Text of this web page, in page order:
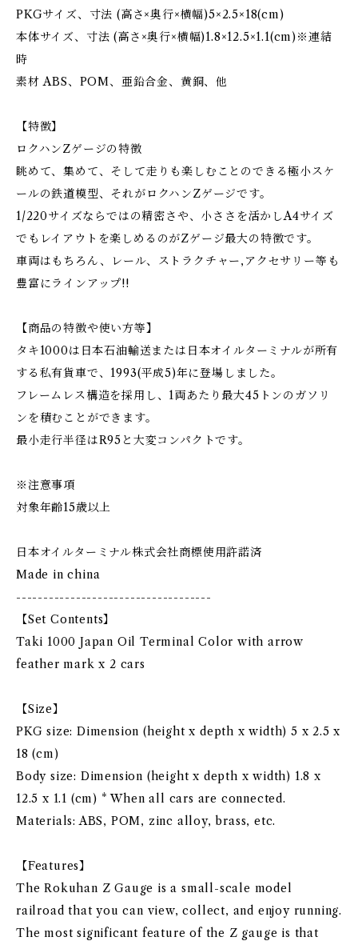
PKGサイズ、寸法 (高さ×奥行×横幅)5×2.5×18(cm)
本体サイズ、寸法 (高さ×奥行×横幅)1.8×12.5×1.1(cm)※連結
時
素材 ABS、POM、亜鉛合金、黄銅、他
【特徴】
ロクハンZゲージの特徴
眺めて、集めて、そして走りも楽しむことのできる極小スケ
ールの鉄道模型、それがロクハンZゲージです。
1/220サイズならではの精密さや、小ささを活かしA4サイズ
でもレイアウトを楽しめるのがZゲージ最大の特徴です。
車両はもちろん、レール、ストラクチャー,アクセサリー等も
豊富にラインアップ!!
【商品の特徴や使い方等】
タキ1000は日本石油輸送または日本オイルターミナルが所有
する私有貨車で、1993(平成5)年に登場しました。
フレームレス構造を採用し、1両あたり最大45トンのガソリ
ンを積むことができます。
最小走行半径はR95と大変コンパクトです。
※注意事項
対象年齢15歳以上
日本オイルターミナル株式会社商標使用許諾済
Made in china
------------------------------------
【Set Contents】
Taki 1000 Japan Oil Terminal Color with arrow
feather mark x 2 cars
【Size】
PKG size: Dimension (height x depth x width) 5 x 2.5 x
18 (cm)
Body size: Dimension (height x depth x width) 1.8 x
12.5 x 1.1 (cm) * When all cars are connected.
Materials: ABS, POM, zinc alloy, brass, etc.
【Features】
The Rokuhan Z Gauge is a small-scale model
railroad that you can view, collect, and enjoy running.
The most significant feature of the Z gauge is that